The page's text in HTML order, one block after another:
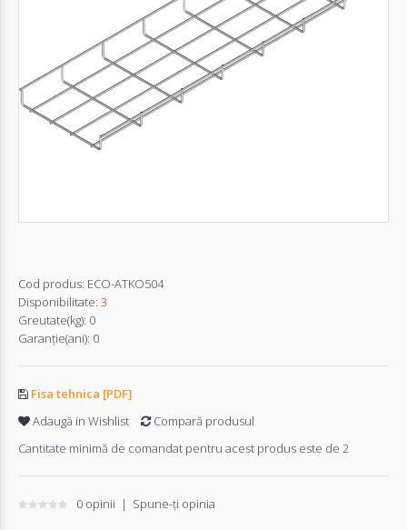
Înregistrează-
Cod produs: ECO-ATKO504
Disponibilitate: 3
Greutate(kg): 0
Garanţie(ani): 0
Fisa tehnica [PDF]
Adaugă in Wishlist
Compară produsul
Cantitate minimă de comandat pentru acest produs este de 2
0 opinii | Spune-ţi opinia